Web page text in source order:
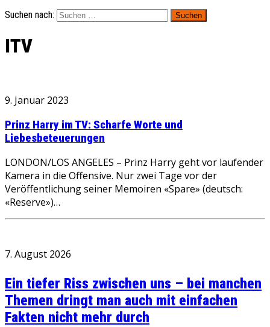
Suchen nach:
ITV
9. Januar 2023
Prinz Harry im TV: Scharfe Worte und
Liebesbeteuerungen
LONDON/LOS ANGELES – Prinz Harry geht vor laufender
Kamera in die Offensive. Nur zwei Tage vor der
Veröffentlichung seiner Memoiren «Spare» (deutsch:
«Reserve»)…
7. August 2026
Ein tiefer Riss zwischen uns – bei manchen
Themen dringt man auch mit einfachen
Fakten nicht mehr durch